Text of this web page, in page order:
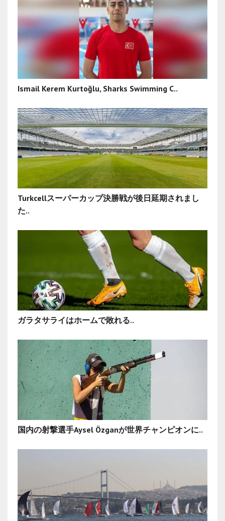
Ismail Kerem Kurtoğlu, Sharks Swimming C..
Turkcellスーパーカップ決勝戦が後日延期されまし
た..
ガラタサライはホームで敗れる..
国内の射撃選手Aysel Özganが世界チャンピオンに..